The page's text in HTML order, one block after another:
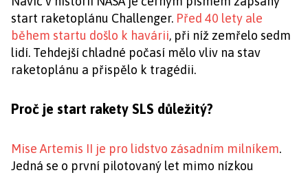
start raketoplánu Challenger. Před 40 lety ale
během startu došlo k havárii, při níž zemřelo sedm
lidí. Tehdejší chladné počasí mělo vliv na stav
raketoplánu a přispělo k tragédii.
Proč je start rakety SLS důležitý?
Mise Artemis II je pro lidstvo zásadním milníkem.
Jedná se o první pilotovaný let mimo nízkou